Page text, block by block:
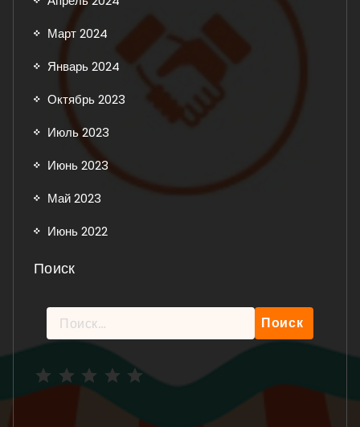
Март 2024
Январь 2024
Октябрь 2023
Июль 2023
Июнь 2023
Май 2023
Июнь 2022
Поиск
Найти: